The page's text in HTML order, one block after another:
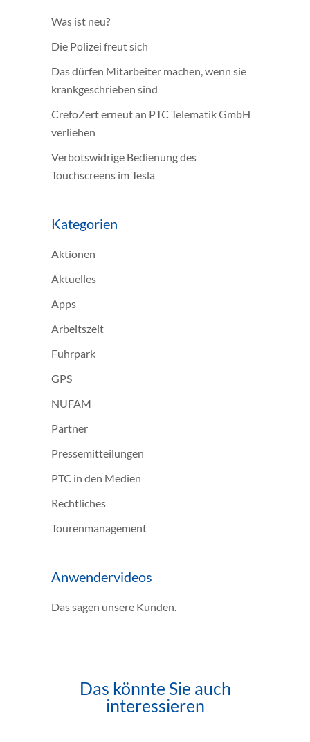
Was ist neu?
Die Polizei freut sich
Das dürfen Mitarbeiter machen, wenn sie
krankgeschrieben sind
CrefoZert erneut an PTC Telematik GmbH
verliehen
Verbotswidrige Bedienung des
Touchscreens im Tesla
Kategorien
Aktionen
Aktuelles
Apps
Arbeitszeit
Fuhrpark
GPS
NUFAM
Partner
Pressemitteilungen
PTC in den Medien
Rechtliches
Tourenmanagement
Anwendervideos
Das sagen unsere Kunden.
Das könnte Sie auch
interessieren